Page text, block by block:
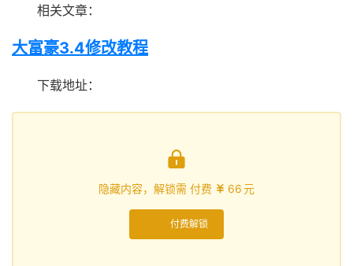
相关文章：
大富豪3.4修改教程
下载地址：

隐藏内容，解锁需 付费  66元
付费解锁